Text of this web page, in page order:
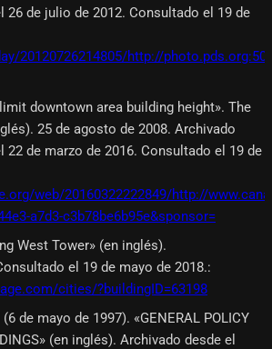
26 de julio de 2012. Consultado el 19 de
20120726214805/http://
downtown area building height». The
25 de agosto de 2008. Archivado
22 de marzo de 2016. Consultado el 19 de
web/20160322222849/http://
a7d3-c3b78be6b95e&sponsor=
West Tower» (en inglés).
el 19 de mayo de 2018.:
cities/?buildingID=63198
de mayo de 1997). «GENERAL POLICY
(en inglés). Archivado desde el